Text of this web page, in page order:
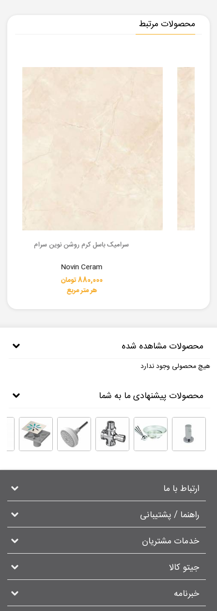
محصولات مرتبط
سرامیک باسل کرم روشن نوین سرام
Novin Ceram
880,000 تومان
هر متر مربع
محصولات مشاهده شده
هیچ محصولی وجود ندارد
محصولات پیشنهادی ما به شما
ارتباط با ما
راهنما / پشتیبانی
خدمات مشتریان
جیتو کالا
خبرنامه